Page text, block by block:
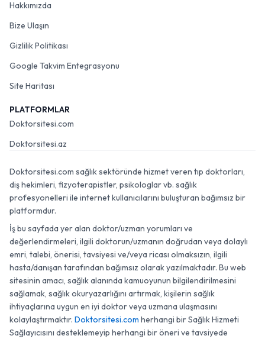
Hakkımızda
Bize Ulaşın
Gizlilik Politikası
Google Takvim Entegrasyonu
Site Haritası
PLATFORMLAR
Doktorsitesi.com
Doktorsitesi.az
Doktorsitesi.com sağlık sektöründe hizmet veren tıp doktorları,
diş hekimleri, fizyoterapistler, psikologlar vb. sağlık
profesyonelleri ile internet kullanıcılarını buluşturan bağımsız bir
platformdur.
İş bu sayfada yer alan doktor/uzman yorumları ve
değerlendirmeleri, ilgili doktorun/uzmanın doğrudan veya dolaylı
emri, talebi, önerisi, tavsiyesi ve/veya ricası olmaksızın, ilgili
hasta/danışan tarafından bağımsız olarak yazılmaktadır. Bu web
sitesinin amacı, sağlık alanında kamuoyunun bilgilendirilmesini
sağlamak, sağlık okuryazarlığını artırmak, kişilerin sağlık
ihtiyaçlarına uygun en iyi doktor veya uzmana ulaşmasını
kolaylaştırmaktır. Doktorsitesi.com herhangi bir Sağlık Hizmeti
Sağlayıcısını desteklemeyip herhangi bir öneri ve tavsiyede